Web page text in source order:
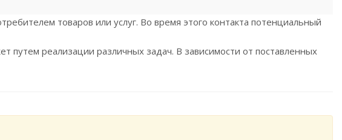
товаров или услуг. Во время этого контакта потенциальный
реализации различных задач. В зависимости от поставленных